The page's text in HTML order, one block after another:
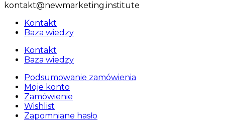
kontakt@newmarketing.institute
Kontakt
Baza wiedzy
Kontakt
Baza wiedzy
Podsumowanie zamówienia
Moje konto
Zamówienie
Wishlist
Zapomniane hasło